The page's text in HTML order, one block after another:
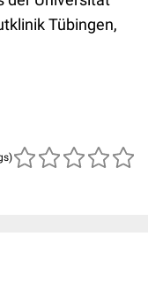
Tübingen,